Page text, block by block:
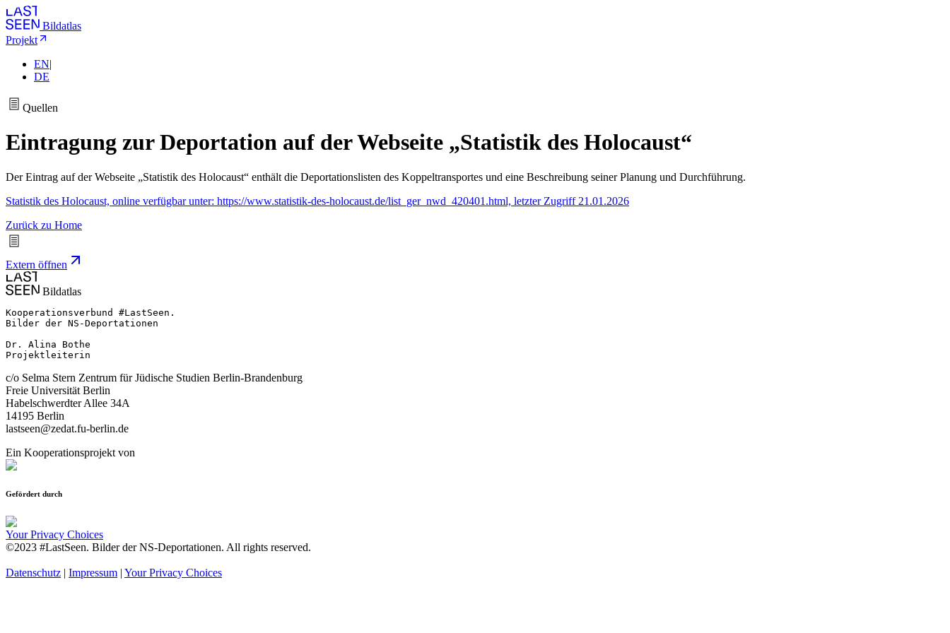
Bildatlas
Projekt
EN|
DE
Quellen
Eintragung zur Deportation auf der Webseite „Statistik des Holocaust“
Der Eintrag auf der Webseite „Statistik des Holocaust“ enthält die Deportationslisten des Koppeltransportes und eine Beschreibung seiner Planung und Durchführung.
Statistik des Holocaust, online verfügbar unter: https://www.statistik-des-holocaust.de/list_ger_nwd_420401.html, letzter Zugriff 21.01.2026
Zurück zu Home
Extern öffnen
Bildatlas
Kooperationsverbund #LastSeen.
Bilder der NS-Deportationen
Dr. Alina Bothe
Projektleiterin
c/o Selma Stern Zentrum für Jüdische Studien Berlin-Brandenburg
Freie Universität Berlin
Habelschwerdter Allee 34A
14195 Berlin
lastseen@zedat.fu-berlin.de
Ein Kooperationsprojekt von
Gefördert durch
Your Privacy Choices
©2023 #LastSeen. Bilder der NS-Deportationen. All rights reserved.
Datenschutz | Impressum | Your Privacy Choices